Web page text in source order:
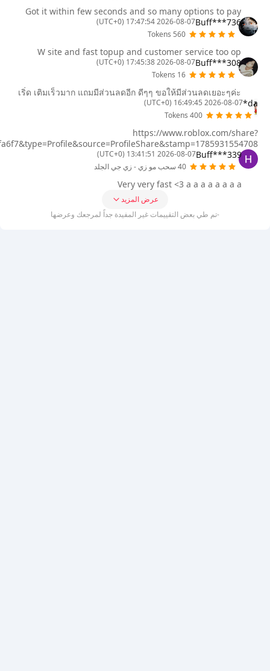
Got it within few seconds and so many options to pay
Buff***736
2026-08-07 17:47:54 (UTC+0)
560 Tokens
W site and fast topup and customer service too op
Buff***308
2026-08-07 17:45:38 (UTC+0)
16 Tokens
เริ่ด เติมเร็วมาก แถมมีส่วนลดอีก ดีๆๆ ขอให้มีส่วนลดเยอะๆค่ะ
da*
2026-08-07 16:49:45 (UTC+0)
400 Tokens
https://www.roblox.com/share?
Buff***339
2026-08-07 13:41:51 (UTC+0)
40 سحب مو زي - زي جي الجلد
Very very fast <3 a a a a a a a a
عرض المزيد
-تم طي بعض التقييمات غير المفيدة جداً لمرجعك وعرضها